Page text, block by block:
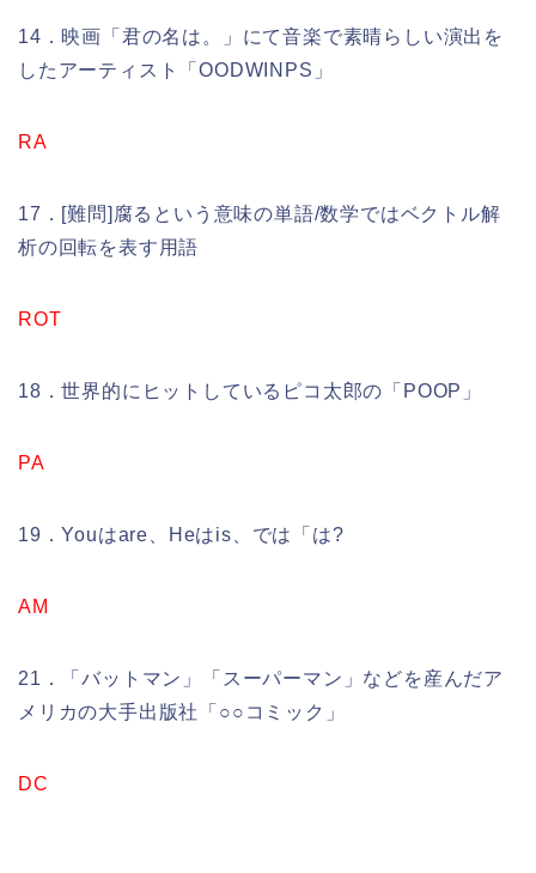
14．映画「君の名は。」にて音楽で素晴らしい演出を
したアーティスト「OODWINPS」
RA
17．[難問]腐るという意味の単語/数学ではベクトル解
析の回転を表す用語
ROT
18．世界的にヒットしているピコ太郎の「POOP」
PA
19．Youはare、Heはis、では「は?
AM
21．「バットマン」「スーパーマン」などを産んだア
メリカの大手出版社「○○コミック」
DC